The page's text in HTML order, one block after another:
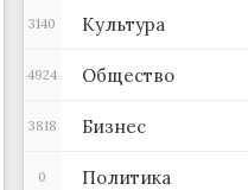
Культура
3140
Общество
4924
Бизнес
3818
Политика
0